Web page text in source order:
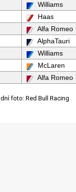
Williams
Haas
Alfa Romeo
AlphaTauri
Williams
McLaren
Alfa Romeo
foto: Red Bull Racing